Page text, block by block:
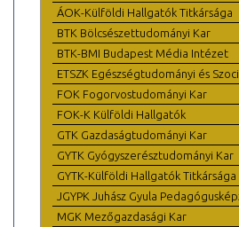
ÁOK-Külföldi Hallgatók Titkársága
BTK Bölcsészettudományi Kar
BTK-BMI Budapest Média Intézet
ETSZK Egészségtudományi és
FOK Fogorvostudományi Kar
FOK-K Külföldi Hallgatók
GTK Gazdaságtudományi Kar
GYTK Gyógyszerésztudományi Kar
GYTK-Külföldi Hallgatók Titkársága
JGYPK Juhász Gyula
MGK Mezőgazdasági Kar